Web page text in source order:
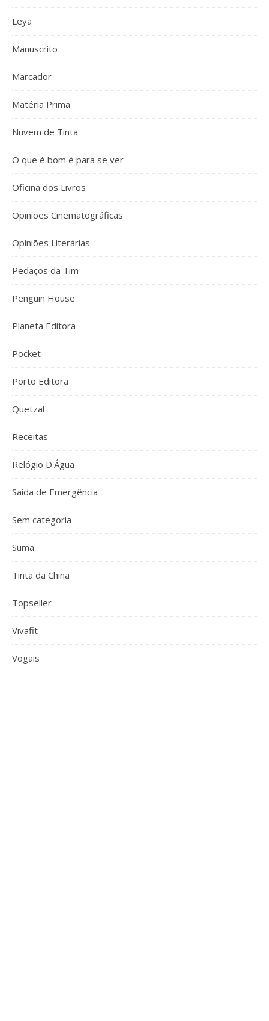
Leya
Manuscrito
Marcador
Matéria Prima
Nuvem de Tinta
O que é bom é para se ver
Oficina dos Livros
Opiniões Cinematográficas
Opiniões Literárias
Pedaços da Tim
Penguin House
Planeta Editora
Pocket
Porto Editora
Quetzal
Receitas
Relógio D'Água
Saída de Emergência
Sem categoria
Suma
Tinta da China
Topseller
Vivafit
Vogais